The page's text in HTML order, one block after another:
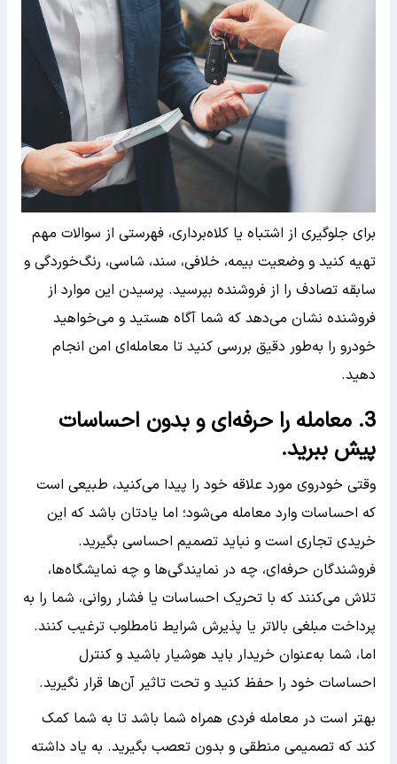
برای جلوگیری از اشتباه یا کلاه‌برداری، فهرستی از سوالات مهم
تهیه کنید و وضعیت بیمه، خلافی، سند، شاسی، رنگ‌خوردگی و
سابقه تصادف را از فروشنده بپرسید. پرسیدن این موارد از
فروشنده نشان می‌دهد که شما آگاه هستید و می‌خواهید
خودرو را به‌طور دقیق بررسی کنید تا معامله‌ای امن انجام
دهید.
3. معامله را حرفه‌ای و بدون احساسات
پیش ببرید.
وقتی خودروی مورد علاقه خود را پیدا می‌کنید، طبیعی است
که احساسات وارد معامله می‌شود؛ اما یادتان باشد که این
خریدی تجاری است و نباید تصمیم احساسی بگیرید.
فروشندگان حرفه‌ای، چه در نمایندگی‌ها و چه نمایشگاه‌ها،
تلاش می‌کنند که با تحریک احساسات یا فشار روانی، شما را به
پرداخت مبلغی بالاتر یا پذیرش شرایط نامطلوب ترغیب کنند.
اما، شما به‌عنوان خریدار باید هوشیار باشید و کنترل
احساسات خود را حفظ کنید و تحت تاثیر آن‌ها قرار نگیرید.
بهتر است در معامله فردی همراه شما باشد تا به شما کمک
کند که تصمیمی منطقی و بدون تعصب بگیرید. به یاد داشته